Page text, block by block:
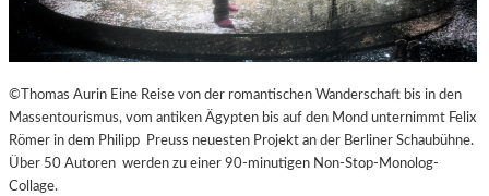
©Thomas Aurin Eine Reise von der romantischen Wanderschaft bis in den
Massentourismus, vom antiken Ägypten bis auf den Mond unternimmt Felix
Römer in dem Philipp Preuss neuesten Projekt an der Berliner Schaubühne.
Über 50 Autoren werden zu einer 90-minutigen Non-Stop-Monolog-
Collage.